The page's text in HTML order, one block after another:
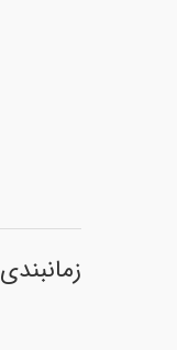
زمانبندی